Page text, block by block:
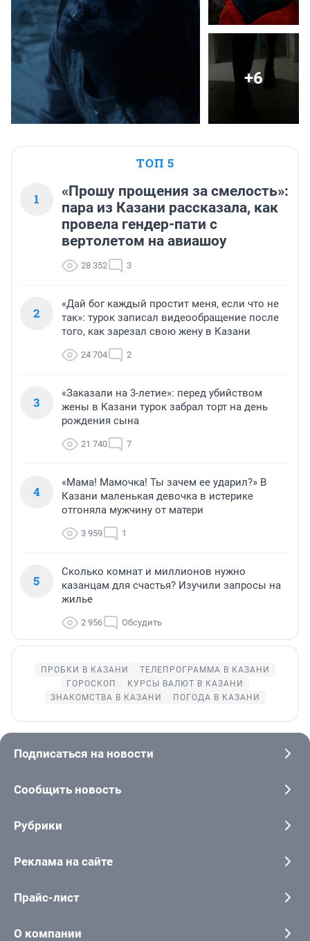
+6
ТОП 5
1
«Прошу прощения за смелость»:
пара из Казани рассказала, как
провела гендер-пати с
вертолетом на авиашоу
28 352 3
2
«Дай бог каждый простит меня, если что не
так»: турок записал видеообращение после
того, как зарезал свою жену в Казани
24 704 2
3
«Заказали на 3-летие»: перед убийством
жены в Казани турок забрал торт на день
рождения сына
21 740 7
4
«Мама! Мамочка! Ты зачем ее ударил?» В
Казани маленькая девочка в истерике
отгоняла мужчину от матери
3 959 1
5
Сколько комнат и миллионов нужно
казанцам для счастья? Изучили запросы на
жилье
2 956 Обсудить
ПРОБКИ В КАЗАНИ
ТЕЛЕПРОГРАММА В КАЗАНИ
ГОРОСКОП
КУРСЫ ВАЛЮТ В КАЗАНИ
ЗНАКОМСТВА В КАЗАНИ
ПОГОДА В КАЗАНИ
Подписаться на новости
Сообщить новость
Рубрики
Реклама на сайте
Прайс-лист
О компании